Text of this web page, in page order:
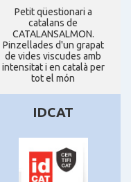
Petit qüestionari a
catalans de
CATALANSALMON.
Pinzellades d'un grapat
de vides viscudes amb
intensitat i en català per
tot el món
IDCAT